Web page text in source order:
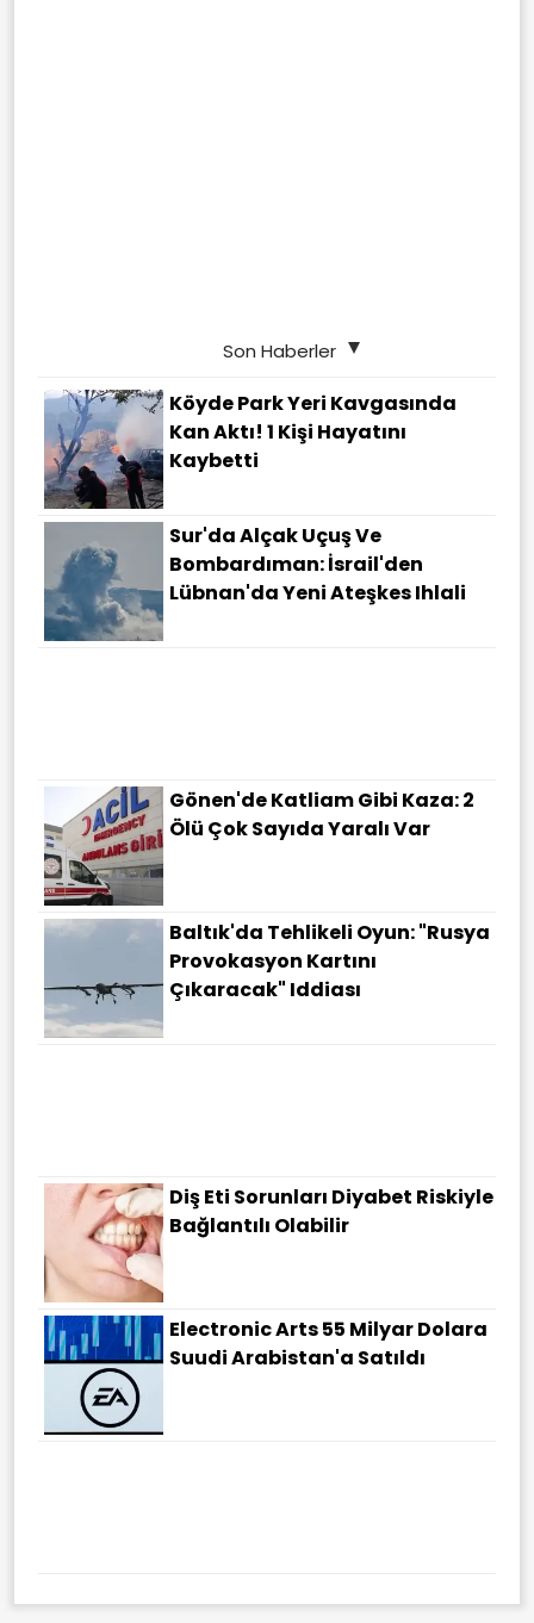
Son Haberler
Köyde Park Yeri Kavgasında
Kan Aktı! 1 Kişi Hayatını
Kaybetti
Sur'da Alçak Uçuş Ve
Bombardıman: İsrail'den
Lübnan'da Yeni Ateşkes Ihlali
Gönen'de Katliam Gibi Kaza: 2
Ölü Çok Sayıda Yaralı Var
Baltık'da Tehlikeli Oyun: "Rusya
Provokasyon Kartını
Çıkaracak" Iddiası
Diş Eti Sorunları Diyabet Riskiyle
Bağlantılı Olabilir
Electronic Arts 55 Milyar Dolara
Suudi Arabistan'a Satıldı